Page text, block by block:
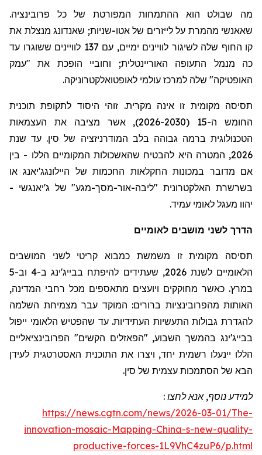
מה שבולט הוא ההתמחות המפורטת של כל פרובינציה.
שאאנשי מהמרת על לייזרים שלאטו-שניות; שאנדונג מנצלת את
קו החוף שלה לשיגור לוויינים ימיים, עם 137 לוויינים ששוגרו עד
כה מנמל התעופה האוריינטלית; וחוביי הופכת את "עמק
האופטיקה" שלה למרכז עולמי לאופטואלקטרוניקה.
תסיסה מקומית זו אינה מקרית. זוהי היסוד לתקופת תוכנית
החומש ה-15 (2026-2030), אשר מציבה את העצמאות
הטכנולוגית ברמה גבוהה בלב המודרניזציה של סין. עד שנת
2026, המטרה היא להבטיח שהאשכולות המקומיים הללו - בין
אם מדובר במכונות החקלאות החכמות של היילונגג'יאנגאו
בשרשרת האלקטרונית "ליבה-אור-מסך-מגע" שלג'יאנגשי -
יהוו מעגל לאומי עמיד.
הדרך לשני מושבים לאומיים
תסיסה מקומית זו משמשת כמבוא קריטי לשני המושבים
הלאומיים לשנת 2026, שעתידים להיפתח בבייג'ינג ב-4 וב-5
במרץ. כאשר מחוקקים ויועצים מתאספים מכל רחבי המדינה,
האותות מהפרובינציות ברורים: המוקד עבר מצמיחת השלמה
להגדרת גבולות התעשיות העתידיות. עד שהפטיש הלאומי ייפול
בבייג'ינג בהמשך השבוע, "הפאזלים הקשים" הפרובינציאליים
הללו יינעלו רשמית יחד, ויצרו את התוכנית האסטרטגית לעידן
הבא של הסתמכות עצמית של סין.
למידע נוסף,אנא לחצו :
https://news.cgtn.com/news/2026-03-01/The-
innovation-mosaic-Mapping-China-s-new-quality-
productive-forces-1L9VhC4zuP6/p.html